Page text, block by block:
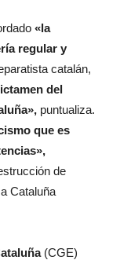
«la
regular y
catalán,
del
puntualiza.
que es
de
Cataluña
(CGE)